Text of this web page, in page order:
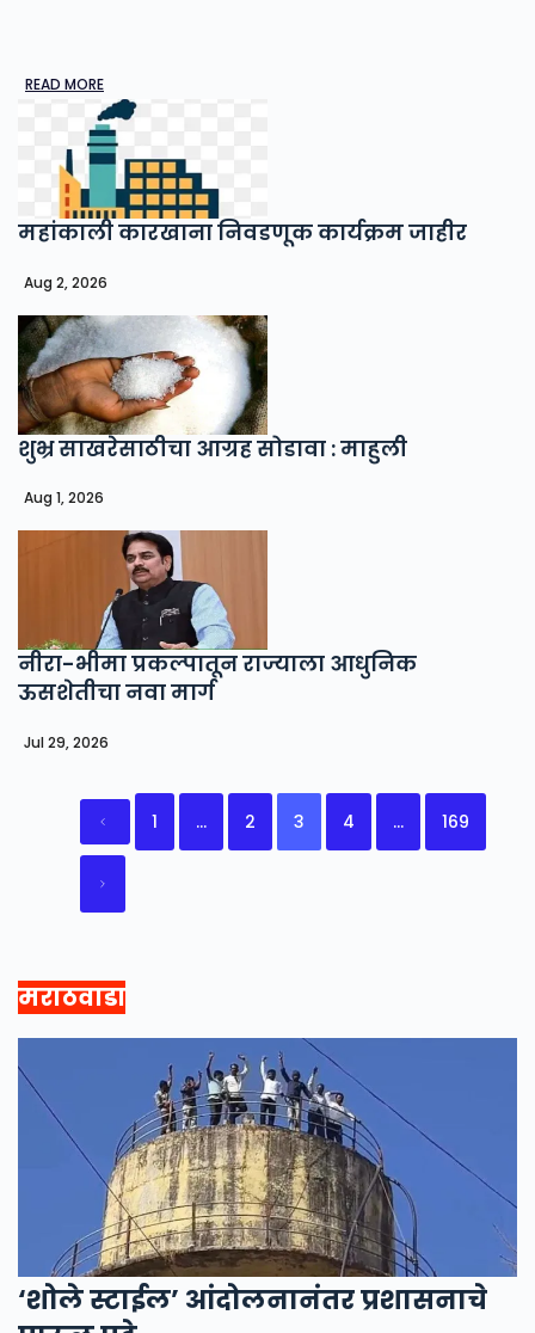
READ MORE
महांकाली कारखाना निवडणूक कार्यक्रम जाहीर
Aug 2, 2026
शुभ्र साखरेसाठीचा आग्रह सोडावा : माहुली
Aug 1, 2026
नीरा-भीमा प्रकल्पातून राज्याला आधुनिक
ऊसशेतीचा नवा मार्ग
Jul 29, 2026
1 … 2 3 4 … 169
मराठवाडा
‘शोले स्टाईल’ आंदोलनानंतर प्रशासनाचे